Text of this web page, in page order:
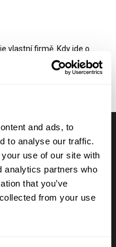
and ads, to
to analyse our traffic.
use of our site with
analytics partners who
that you’ve
from your use
vlastní firmě. Kdy jde o
už hrozí doměření
značku
které roste spolu s